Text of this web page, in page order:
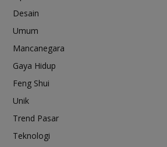
Desain
Umum
Mancanegara
Gaya Hidup
Feng Shui
Unik
Trend Pasar
Teknologi